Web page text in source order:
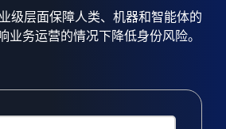
级层面保障人类、机器和智能体的
业务运营的情况下降低身份风险。